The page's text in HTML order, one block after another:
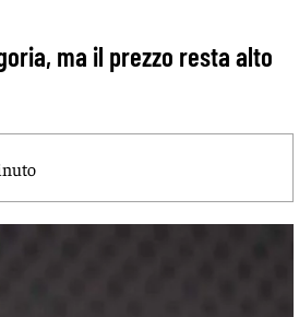
ma il prezzo resta alto